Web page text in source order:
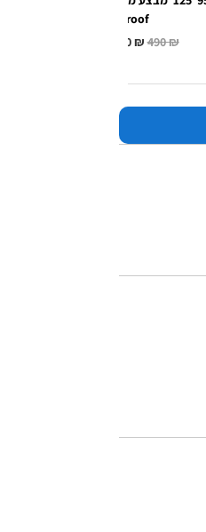
roof
490₪
465.50₪